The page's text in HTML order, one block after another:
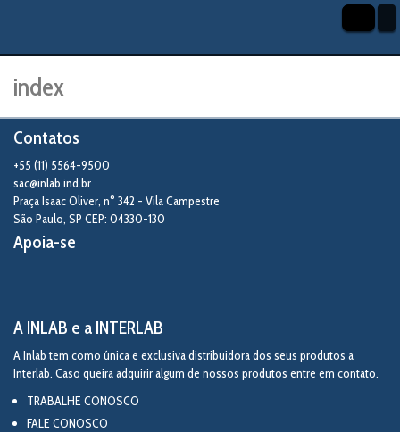
index
Contatos
+55 (11) 5564-9500
sac@inlab.ind.br
Praça Isaac Oliver, n° 342 - Vila Campestre
São Paulo SP CEP: 04330-130
Apoia-se
A INLAB e a INTERLAB
A Inlab tem como única e exclusiva distribuidora dos seus produtos a
Interlab. Caso queira adquirir algum de nossos produtos entre em contato.
TRABALHE CONOSCO
FALE CONOSCO